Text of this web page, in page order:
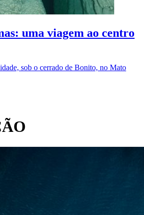
uma viagem ao centro
sob o cerrado de Bonito, no Mato